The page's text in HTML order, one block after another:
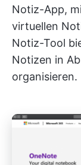
Notiz-App,
virtuellen
Notiz-Tool
Notizen in
organisieren.